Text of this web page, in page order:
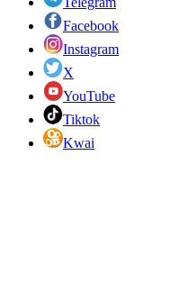
Facebook
Instagram
X
YouTube
Tiktok
Kwai